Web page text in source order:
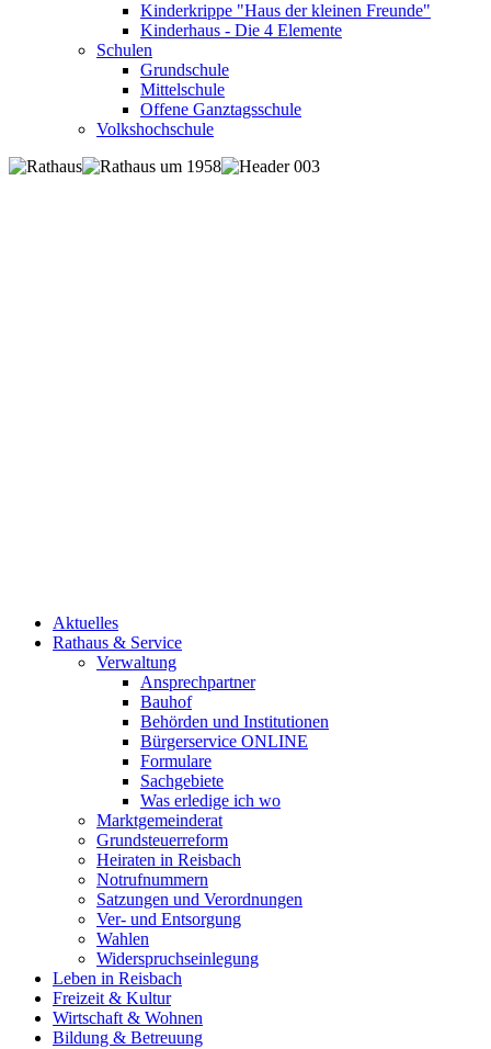
Kinderkrippe "Haus der kleinen Freunde"
Kinderhaus - Die 4 Elemente
Schulen
Grundschule
Mittelschule
Offene Ganztagsschule
Volkshochschule
Aktuelles
Rathaus & Service
Verwaltung
Ansprechpartner
Bauhof
Behörden und Institutionen
Bürgerservice ONLINE
Formulare
Sachgebiete
Was erledige ich wo
Marktgemeinderat
Grundsteuerreform
Heiraten in Reisbach
Notrufnummern
Satzungen und Verordnungen
Ver- und Entsorgung
Wahlen
Widerspruchseinlegung
Leben in Reisbach
Freizeit & Kultur
Wirtschaft & Wohnen
Bildung & Betreuung